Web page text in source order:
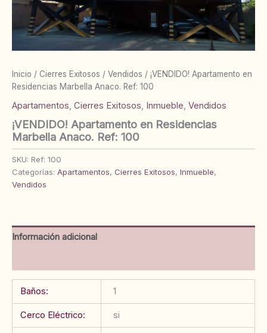
Inicio / Cierres Exitosos / Vendidos / ¡VENDIDO! Apartamento en
Residencias Marbella Anaco. Ref: 100
Apartamentos, Cierres Exitosos, Inmueble, Vendidos
¡VENDIDO! Apartamento en Residencias
Marbella Anaco. Ref: 100
SKU: Ref: 100
Categorías: Apartamentos, Cierres Exitosos, Inmueble,
Vendidos
Información adicional
Baños: 1
Cerco Eléctrico: si